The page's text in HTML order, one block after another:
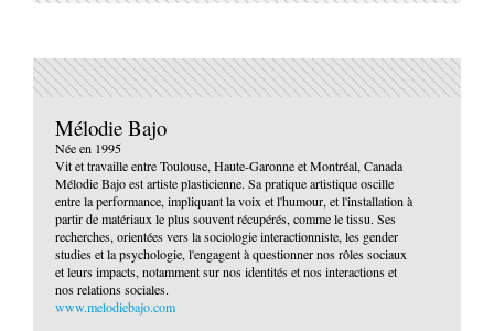
Mélodie Bajo
Née en 1995
Vit et travaille entre Toulouse, Haute-Garonne et Montréal, Canada
Mélodie Bajo est artiste plasticienne. Sa pratique artistique oscille
entre la performance, impliquant la voix et l'humour, et l'installation à
partir de matériaux le plus souvent récupérés, comme le tissu. Ses
recherches, orientées vers la sociologie interactionniste, les gender
studies et la psychologie, l'engagent à questionner nos rôles sociaux
et leurs impacts, notamment sur nos identités et nos interactions et
nos relations sociales.
www.melodiebajo.com